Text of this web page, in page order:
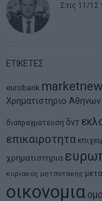
Στις 11/12
ΕΤΙΚΕΤΕΣ
eurobank
Χρηματιστηριο Αθηνων
διαπραγματευση δντ
επικαιροτητα
χρηματιστηρια
κυριακος μητσοτακης
οικονομια